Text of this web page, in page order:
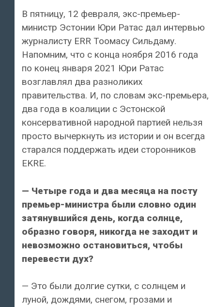
В пятницу, 12 февраля, экс-премьер-
министр Эстонии Юри Ратас дал интервью
журналисту ERR Тоомасу Сильдаму.
Напомним, что с конца ноября 2016 года
по конец января 2021 Юри Ратас
возглавлял два разноликих
правительства. И, по словам экс-премьера,
два года в коалиции с Эстонской
консервативной народной партией нельзя
просто вычеркнуть из истории и он всегда
старался поддержать идеи сторонников
EKRE.
— Четыре года и два месяца на посту
премьер-министра были словно один
затянувшийся день, когда солнце,
образно говоря, никогда не заходит и
невозможно остановиться, чтобы
перевести дух?
— Это были долгие сутки, с солнцем и
луной, дождями, снегом, грозами и